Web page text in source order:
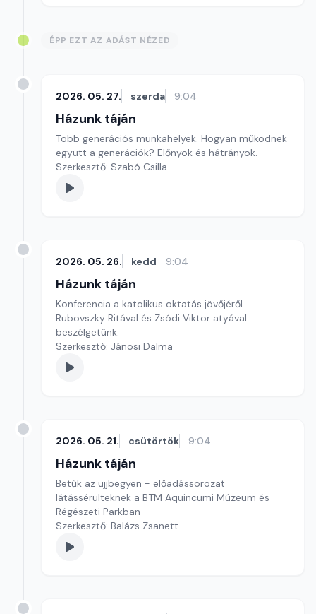
ÉPP EZT AZ ADÁST NÉZED
2026. 05. 27. szerda 9:04
Házunk táján
Több generációs munkahelyek. Hogyan működnek
együtt a generációk? Előnyök és hátrányok.
Szerkesztő: Szabó Csilla
2026. 05. 26. kedd 9:04
Házunk táján
Konferencia a katolikus oktatás jövőjéről
Rubovszky Ritával és Zsódi Viktor atyával
beszélgetünk.
Szerkesztő: Jánosi Dalma
2026. 05. 21. csütörtök 9:04
Házunk táján
Betűk az ujjbegyen - előadássorozat
látássérülteknek a BTM Aquincumi Múzeum és
Régészeti Parkban
Szerkesztő: Balázs Zsanett